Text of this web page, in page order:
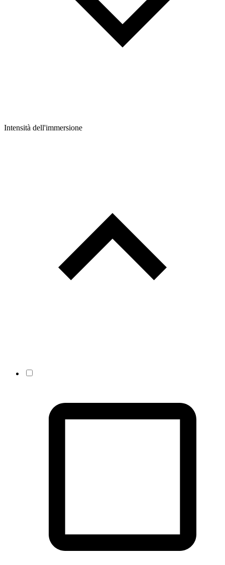
Intensità dell'immersione